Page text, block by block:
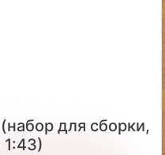
для сборки,